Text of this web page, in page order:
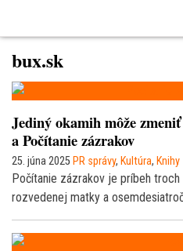
bux.sk
Jediný okamih môže
a Počítanie zázrakov
25. júna 2025 PR správy, Kultúra, Knihy
Počítanie zázrakov je príbeh
rozvedenej matky a